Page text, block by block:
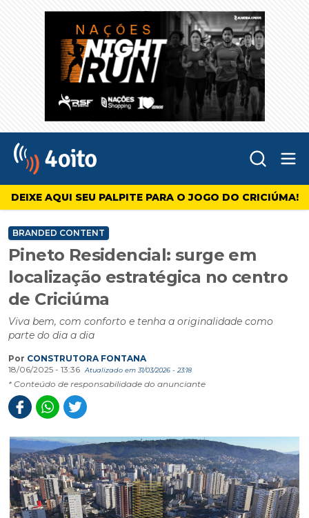
4oito
DEIXE AQUI SEU PALPITE PARA O JOGO DO CRICIÚMA!
BRANDED CONTENT
Pineto Residencial: surge em
localização estratégica no centro
de Criciúma
Viva bem, com conforto e tenha a originalidade como
parte do dia a dia
Por CONSTRUTORA FONTANA
18/06/2025 - 13:36
Atualizado em 31/03/2026 - 23:18
* Conteúdo de responsabilidade do anunciante